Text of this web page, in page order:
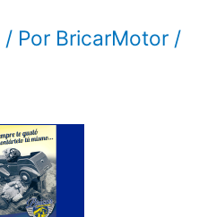
/ Por BricarMotor /